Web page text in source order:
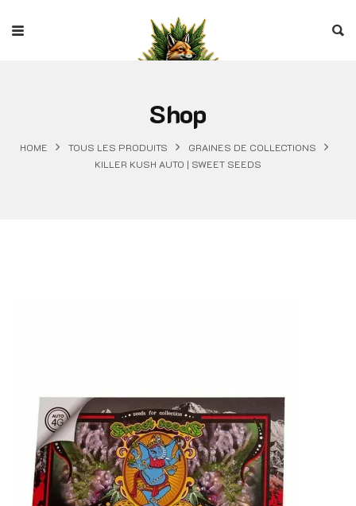
Shop
HOME TOUS LES PRODUITS
GRAINES DE COLLECTIONS
KILLER KUSH AUTO | SWEET SEEDS